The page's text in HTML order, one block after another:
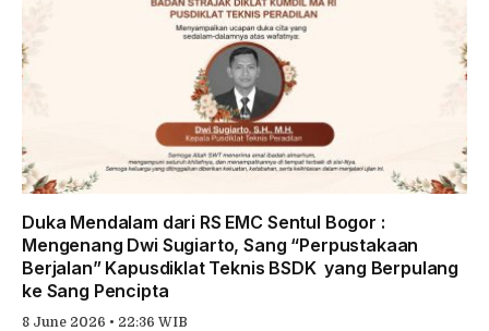
Duka Mendalam dari RS EMC Sentul Bogor :
Mengenang Dwi Sugiarto, Sang “Perpustakaan
Berjalan” Kapusdiklat Teknis BSDK yang Berpulang
ke Sang Pencipta
8 June 2026 • 22:36 WIB